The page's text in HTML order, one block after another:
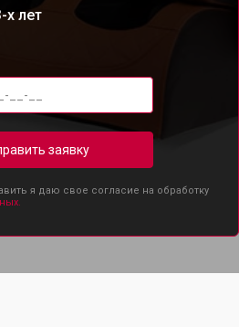
х лет
заявку
я даю свое согласие на обработку